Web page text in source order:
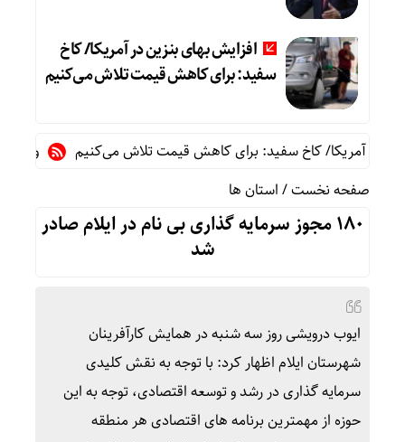
افزایش بهای بنزین در آمریکا/ کاخ
سفید: برای کاهش قیمت تلاش می‌کنیم
آمریکا/ کاخ سفید: برای کاهش قیمت تلاش می‌کنیم
واکنش
صفحه نخست/استان ها
۱۸۰ مجوز سرمایه گذاری بی نام در ایلام صادر
شد
ایوب درویشی روز سه شنبه در همایش کارآفرینان
شهرستان ایلام اظهار کرد: با توجه به نقش کلیدی
سرمایه گذاری در رشد و توسعه اقتصادی، توجه به این
حوزه از مهمترین برنامه های اقتصادی هر منطقه